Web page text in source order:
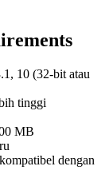
10 (32-bit atau
tinggi
MB
dengan